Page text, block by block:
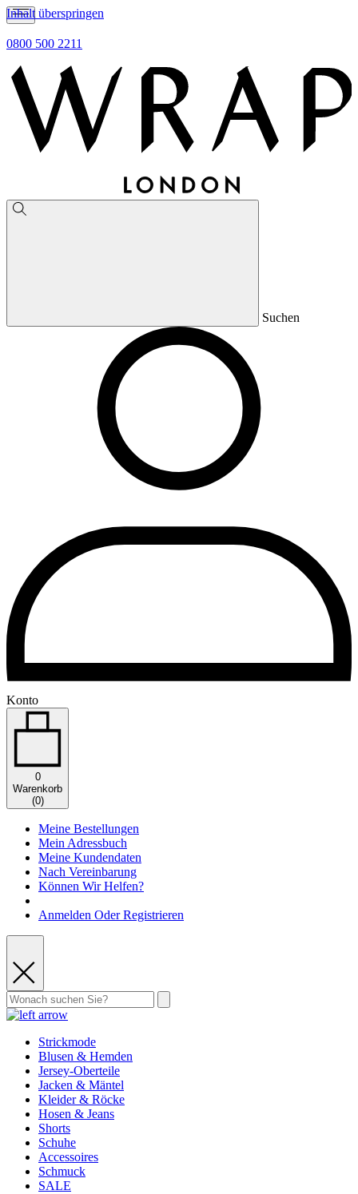
Inhalt überspringen
0800 500 2211
Suchen
Konto
0
Warenkorb
(0)
Meine Bestellungen
Mein Adressbuch
Meine Kundendaten
Nach Vereinbarung
Können Wir Helfen?
Anmelden Oder Registrieren
Strickmode
Blusen & Hemden
Jersey-Oberteile
Jacken & Mäntel
Kleider & Röcke
Hosen & Jeans
Shorts
Schuhe
Accessoires
Schmuck
SALE